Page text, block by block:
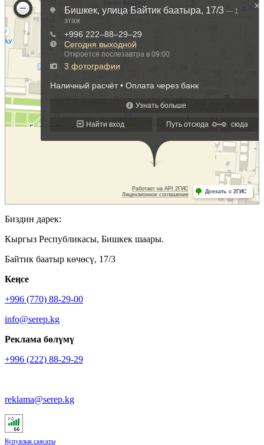
Биздин дарек:
Кыргыз Республикасы, Бишкек шаары.
Байтик баатыр көчөсү, 17/3
Кеӊсе
+996 (770) 88-29-00
info@serep.kg
Реклама бөлүмү
+996 (222) 88-29-29
reklama@serep.kg
Купуялык саясаты